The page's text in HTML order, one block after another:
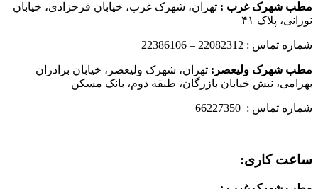
مطب شهرک غرب : تهران، شهرک غرب، خیابان فرحزادی، خیابان
نورانی، پلاک ۴۱
شماره تماس : 22082312 – 22386106
مطب شهرک ولیعصر: تهران، شهرک ولیعصر، خیابان برادران
بهرامی، نبش خیابان بازرگان، طبقه دوم، بانک مسکن
شماره تماس : 66227350
ساعت کاری: